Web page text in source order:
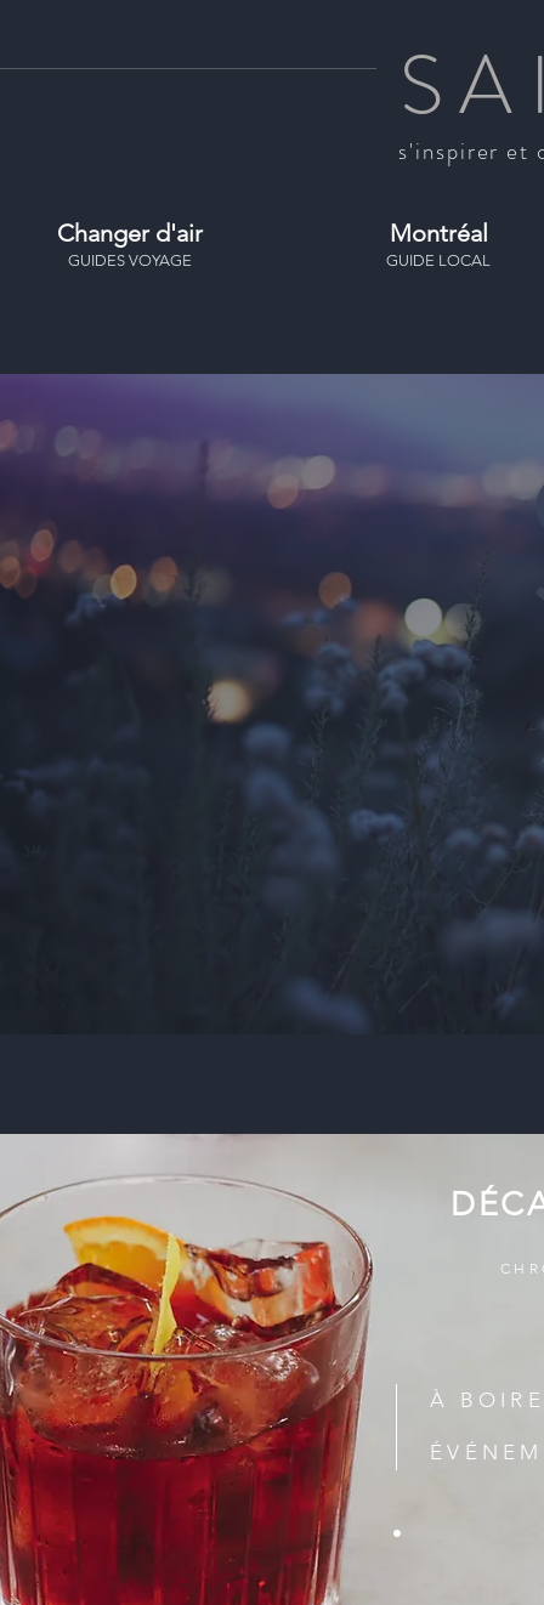
s'inspirer et
Changer d'air Montréal
GUIDE LOCAL
GUIDES VOYAGE
À BOIRE
.